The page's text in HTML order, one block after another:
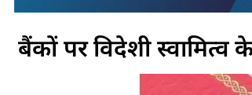
बैंकों पर विदेशी